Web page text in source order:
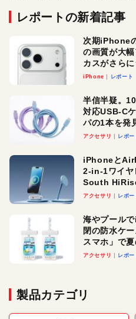
レポートの新着記事
次期iPhone
の画質が大
カスがさら
iPhone レポート
半信半疑。
対応USB-C
パの1本を発
アクセサリ レポー
iPhoneと
2-in-1ワイヤ
South
ースでおし
アクセサリ レポー
海やプール
閉の防水ケ
スマホ」で
アクセサリ レポー
製品カテゴリ